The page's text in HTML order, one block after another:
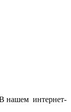
нашем интернет-